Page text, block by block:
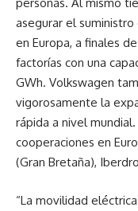
asegurar el
en Europa, a finales
factorías con una
GWh. Volkswagen
vigorosamente la
rápida a nivel
cooperaciones en
(Gran Bretaña),
“La movilidad